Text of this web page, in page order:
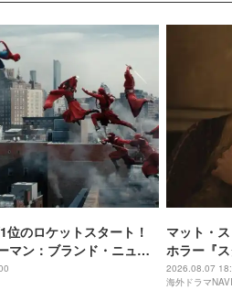
位のロケットスタート！
マン：ブランド・ニュ
クションの舞台裏が公開
マット・
ホラー『
告映像が
2026.08.07
海外ドラマNAVI